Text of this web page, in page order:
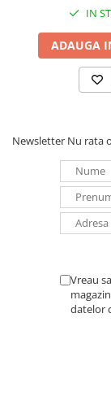
IN
ADAUGA
Newsletter Nu rata
Vreau
datelor